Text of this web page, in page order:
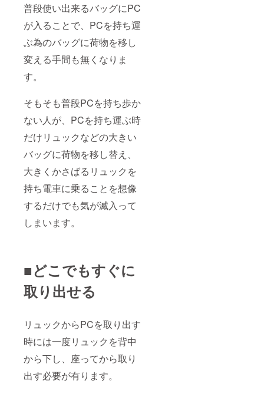
普段使い出来るバッグにPC
が入ることで、PCを持ち運
ぶ為のバッグに荷物を移し
変える手間も無くなりま
す。
そもそも普段PCを持ち歩か
ない人が、PCを持ち運ぶ時
だけリュックなどの大きい
バッグに荷物を移し替え、
大きくかさばるリュックを
持ち電車に乗ることを想像
するだけでも気が滅入って
しまいます。
■どこでもすぐに
取り出せる
リュックからPCを取り出す
時には一度リュックを背中
から下し、座ってから取り
出す必要が有ります。